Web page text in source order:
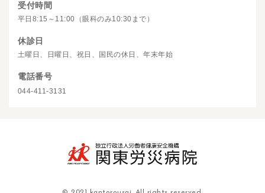
受付時間
平日8:15～11:00（眼科のみ10:30まで）
休診日
土曜日、日曜日、祝日、国民の休日、年末年始
電話番号
044-411-3131